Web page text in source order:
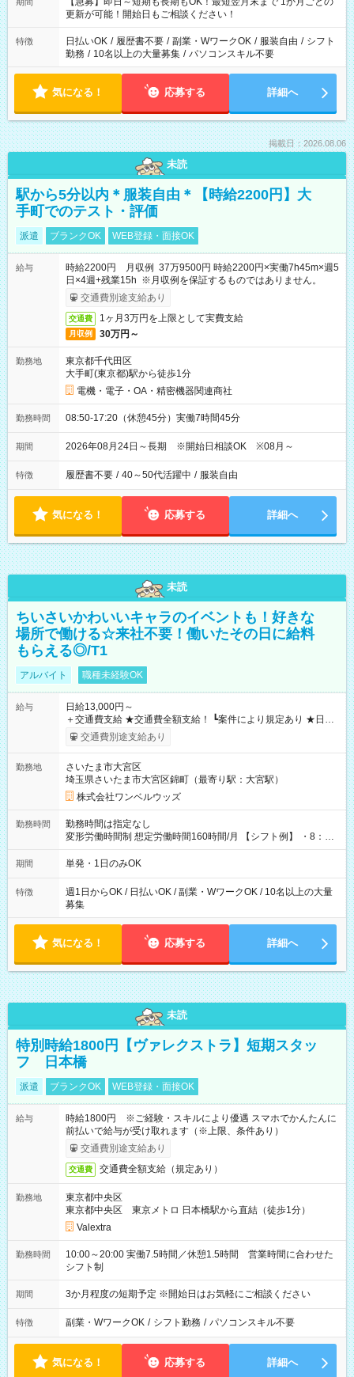
更新が可能！開始日もご相談ください！
特徴 日払いOK / 履歴書不要 / 副業・WワークOK / 服装自由 / シフト
勤務 / 10名以上の大量募集 / パソコンスキル不要
気になる！ 応募する 詳細へ
掲載日：2026.08.06
未読
駅から5分以内＊服装自由＊【時給2200円】大
手町でのテスト・評価
派遣 ブランクOK WEB登録・面接OK
給与
時給2200円 月収例 37万9500円 時給2200円×実働7h45m×週5
日×4週+残業15h ※月収例を保証するものではありません。
交通費別途支給あり
交通費 1ヶ月3万円を上限として実費支給
月収例 30万円～
勤務地
東京都千代田区
大手町(東京都)駅から徒歩1分
電機・電子・OA・精密機器関連商社
勤務時間 08:50-17:20（休憩45分）実働7時間45分
期間 2026年08月24日～長期 ※開始日相談OK ※08月～
特徴 履歴書不要 / 40～50代活躍中 / 服装自由
気になる！ 応募する 詳細へ
未読
ちいさいかわいいキャラのイベントも！好きな
場所で働ける☆来社不要！働いたその日に給料
もらえる◎/T1
アルバイト 職種未経験OK
給与
日給13,000円～
＋交通費支給 ★交通費全額支給！ ┗案件により規定あり ★日払
いOK！（規定あり） ┗働いたその日に現金GET♪ お仕事後はコ
ンビニATMから 日払い分を引き落とせます！ 【試用期間】試
交通費別途支給あり
勤務地
さいたま市大宮区
埼玉県さいたま市大宮区錦町（最寄り駅：大宮駅）
株式会社ワンベルウッズ
勤務時間
勤務時間は指定なし
変形労働時間制 想定労働時間160時間/月 【シフト例】 ・8：00
～21：00
期間 単発・1日のみOK
特徴
週1日からOK / 日払いOK / 副業・WワークOK / 10名以上の大量
募集
気になる！ 応募する 詳細へ
未読
特別時給1800円【ヴァレクストラ】短期スタッ
フ 日本橋
派遣 ブランクOK WEB登録・面接OK
給与
時給1800円 ※ご経験・スキルにより優遇 スマホでかんたんに
前払いで給与が受け取れます（※上限、条件あり）
交通費別途支給あり
交通費 交通費全額支給（規定あり）
勤務地
東京都中央区
東京都中央区 東京メトロ 日本橋駅から直結（徒歩1分）
Valextra
勤務時間
10:00～20:00 実働7.5時間／休憩1.5時間 営業時間に合わせた
シフト制
期間 3か月程度の短期予定 ※開始日はお気軽にご相談ください
特徴 副業・WワークOK / シフト勤務 / パソコンスキル不要
気になる！ 応募する 詳細へ